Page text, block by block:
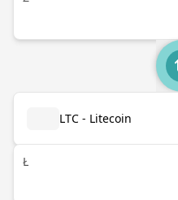
LTC - Litecoin
Ł